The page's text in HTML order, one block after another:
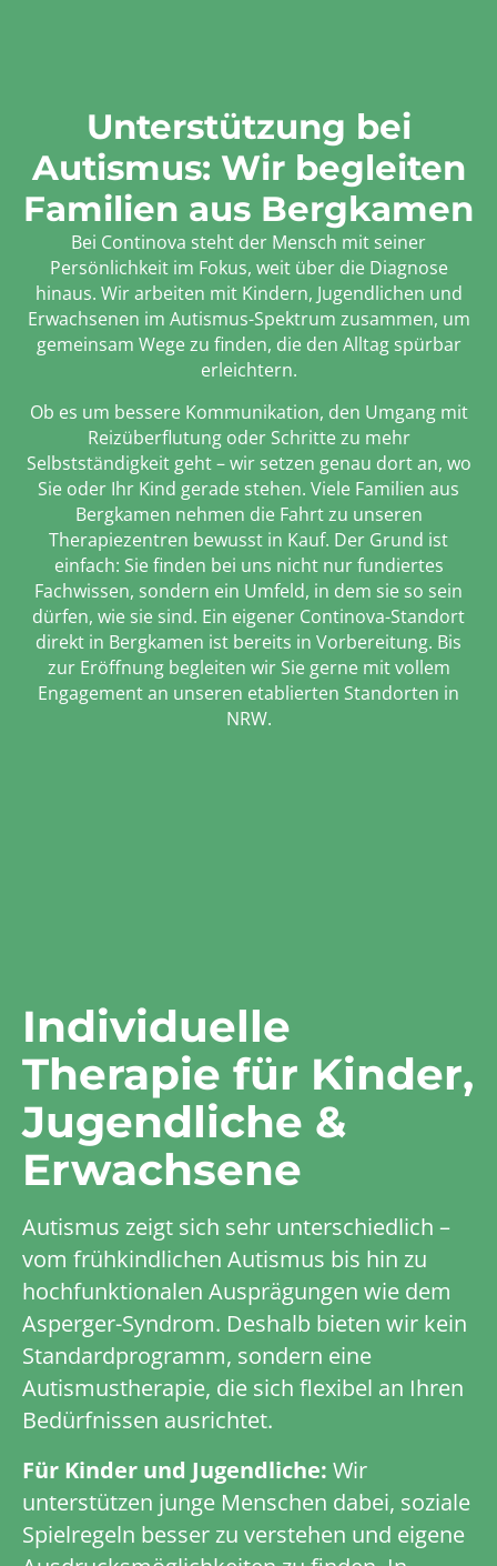
Unterstützung bei
Autismus: Wir begleiten
Familien aus Bergkamen
Bei Continova steht der Mensch mit seiner
Persönlichkeit im Fokus, weit über die Diagnose
hinaus. Wir arbeiten mit Kindern, Jugendlichen und
Erwachsenen im Autismus-Spektrum zusammen, um
gemeinsam Wege zu finden, die den Alltag spürbar
erleichtern.
Ob es um bessere Kommunikation, den Umgang mit
Reizüberflutung oder Schritte zu mehr
Selbstständigkeit geht – wir setzen genau dort an, wo
Sie oder Ihr Kind gerade stehen. Viele Familien aus
Bergkamen nehmen die Fahrt zu unseren
Therapiezentren bewusst in Kauf. Der Grund ist
einfach: Sie finden bei uns nicht nur fundiertes
Fachwissen, sondern ein Umfeld, in dem sie so sein
dürfen, wie sie sind. Ein eigener Continova-Standort
direkt in Bergkamen ist bereits in Vorbereitung. Bis
zur Eröffnung begleiten wir Sie gerne mit vollem
Engagement an unseren etablierten Standorten in
NRW.
Individuelle
Therapie für Kinder,
Jugendliche &
Erwachsene
Autismus zeigt sich sehr unterschiedlich –
vom frühkindlichen Autismus bis hin zu
hochfunktionalen Ausprägungen wie dem
Asperger-Syndrom. Deshalb bieten wir kein
Standardprogramm, sondern eine
Autismustherapie, die sich flexibel an Ihren
Bedürfnissen ausrichtet.
Für Kinder und Jugendliche: Wir
unterstützen junge Menschen dabei, soziale
Spielregeln besser zu verstehen und eigene